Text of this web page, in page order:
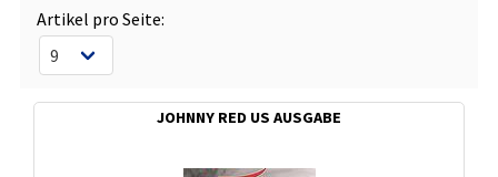
Artikel pro Seite:
JOHNNY RED US AUSGABE